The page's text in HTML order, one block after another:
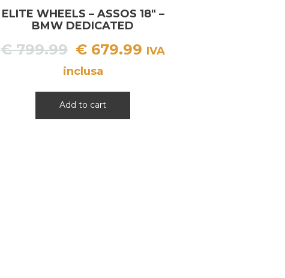
ELITE WHEELS – ASSOS 18″ –
BMW DEDICATED
€799.99 Il
prezzo
era:
€ 799.99.
€ 679.99 Il
IVA
inclusa
Add to cart